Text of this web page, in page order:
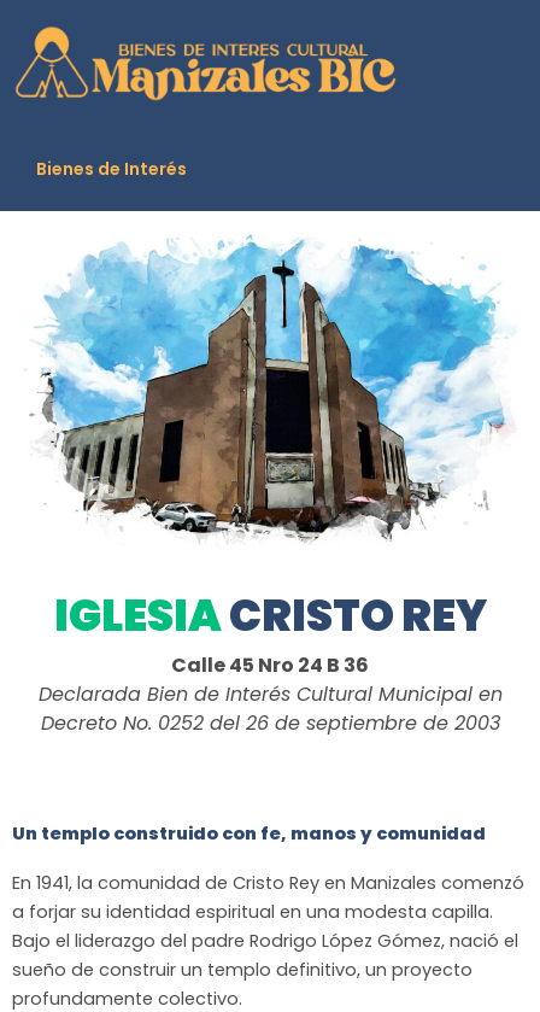
Bienes de Interés
IGLESIACRISTO REY
Calle 45 Nro 24 B 36
Declarada Bien de Interés Cultural Municipal en
Decreto No. 0252 del 26 de septiembre de 2003
Un templo construido con fe, manos y comunidad
En 1941, la comunidad de Cristo Rey en Manizales comenzó
a forjar su identidad espiritual en una modesta capilla.
Bajo el liderazgo del padre Rodrigo López Gómez, nació el
sueño de construir un templo definitivo, un proyecto
profundamente colectivo.